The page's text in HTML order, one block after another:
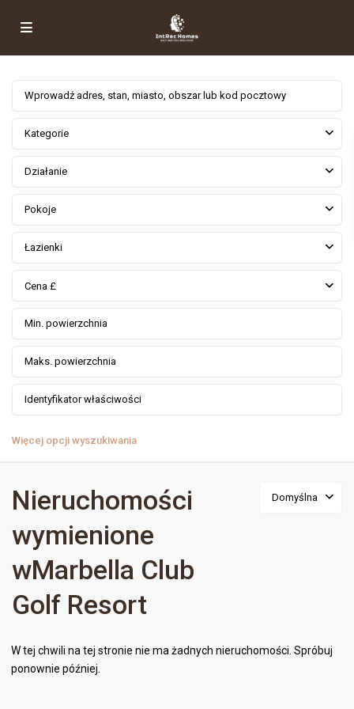
Kategorie
Działanie
Pokoje
Łazienki
Cena £
Więcej opcji wyszukiwania
Domyślna
Nieruchomości
wymienione
wMarbella Club
Golf Resort
W tej chwili na tej stronie nie ma żadnych nieruchomości. Spróbuj
ponownie później.